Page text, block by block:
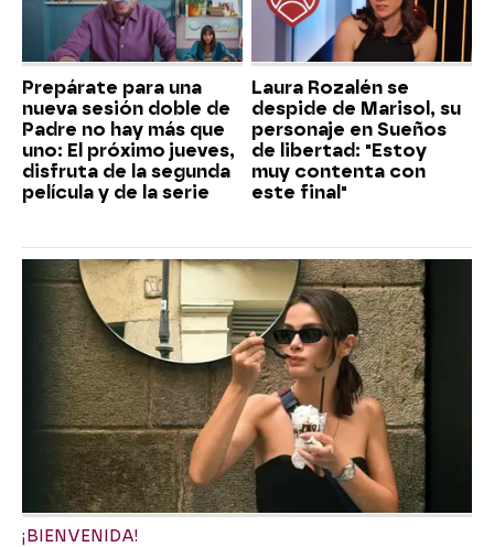
Prepárate para una
nueva sesión doble de
Padre no hay más que
uno: El próximo jueves,
disfruta de la segunda
película y de la serie
Laura Rozalén se
despide de Marisol, su
personaje en Sueños
de libertad: "Estoy
muy contenta con
este final"
¡BIENVENIDA!